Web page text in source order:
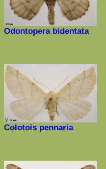
Odontopera bidentata
Colotois pennaria